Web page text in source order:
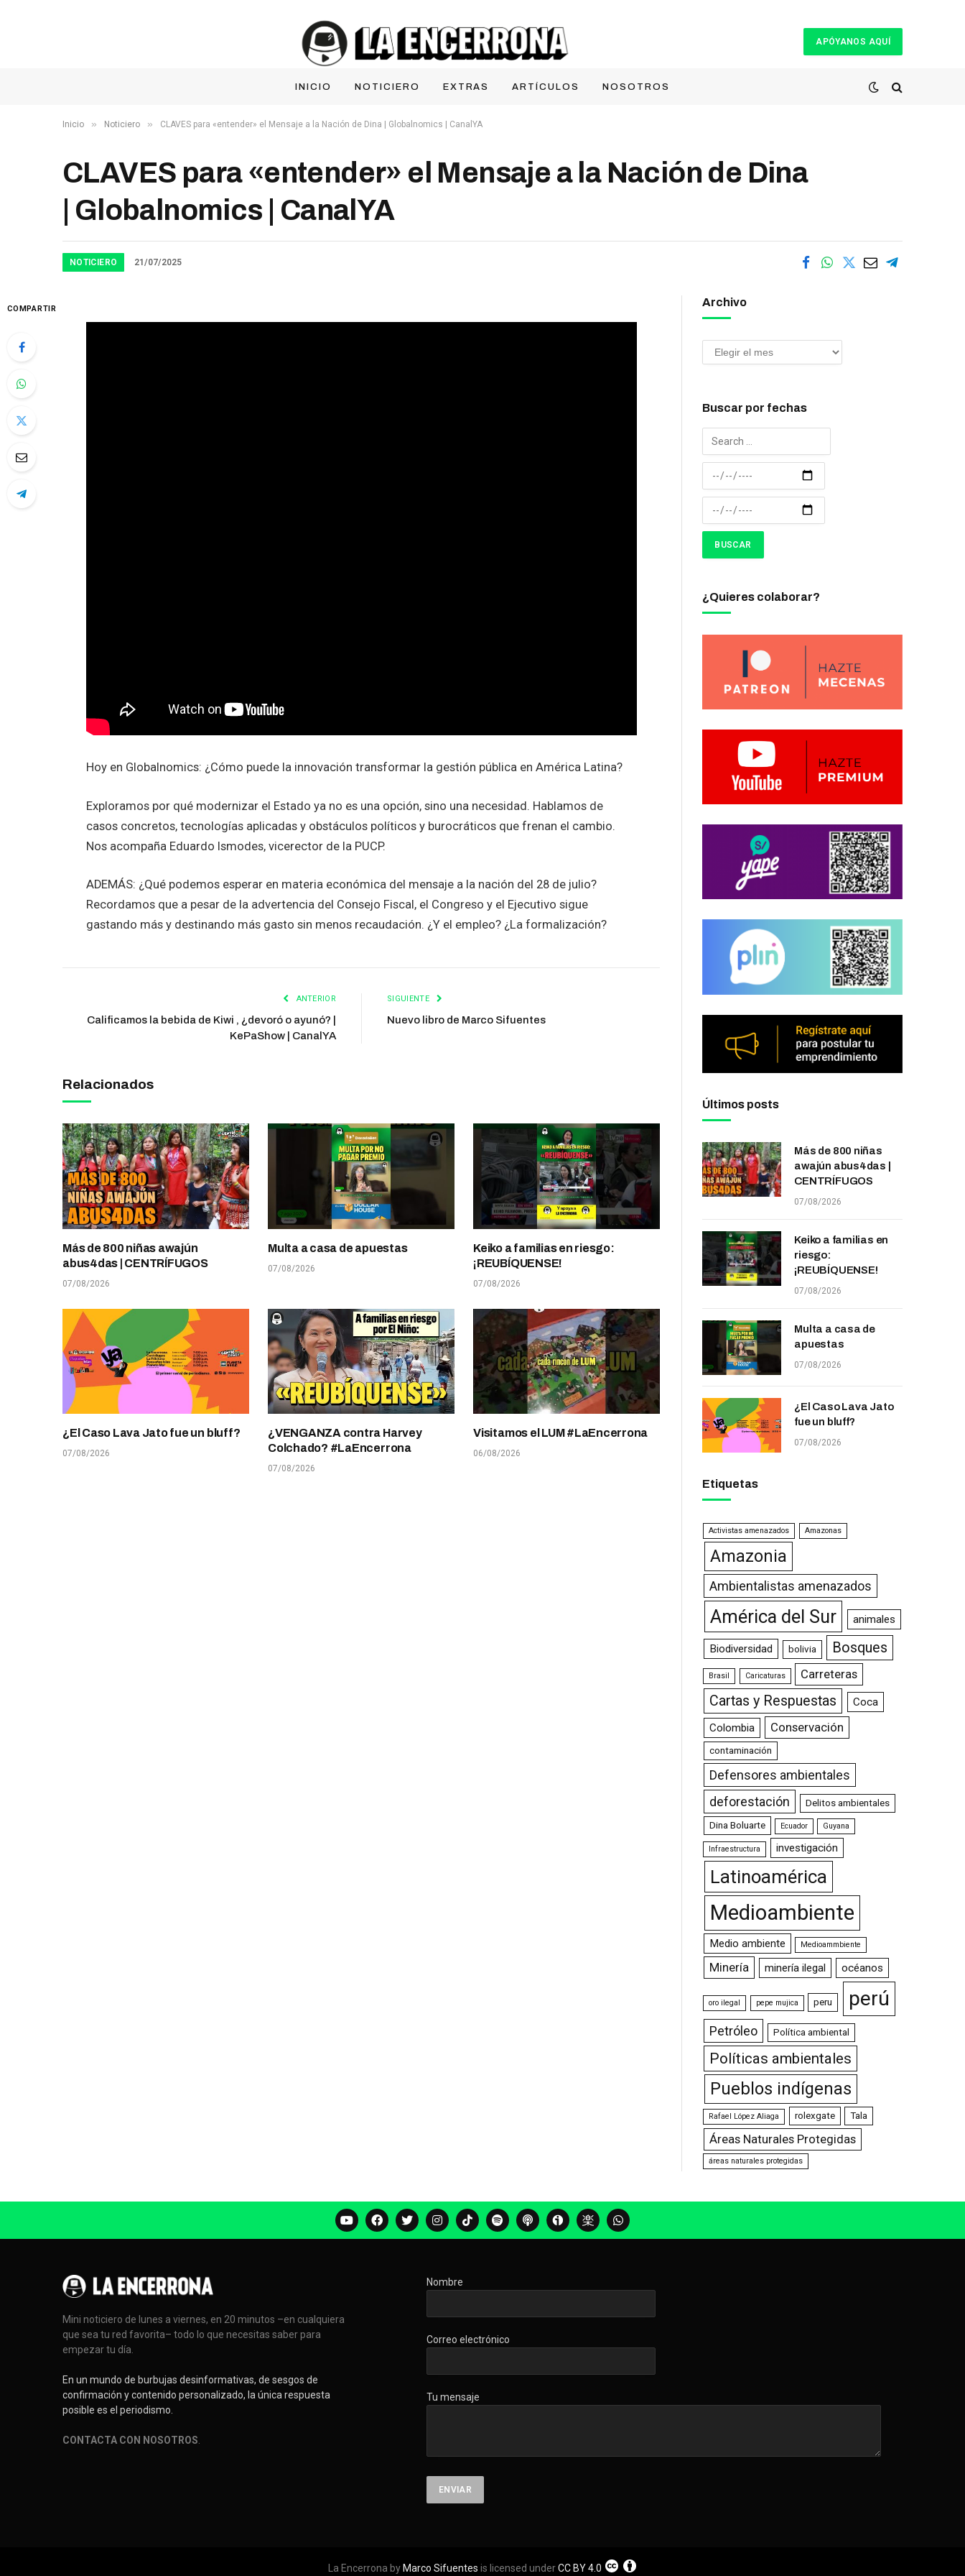
APÓYANOS AQUÍ
INICIO NOTICIERO EXTRAS ARTÍCULOS NOSOTROS
Inicio » Noticiero » CLAVES para «entender» el Mensaje a la Nación de Dina | Globalnomics | CanalYA
CLAVES para «entender» el Mensaje a la Nación de Dina
| Globalnomics | CanalYA
NOTICIERO 21/07/2025
COMPARTIR
Hoy en Globalnomics: ¿Cómo puede la innovación transformar la gestión pública en América Latina?
Exploramos por qué modernizar el Estado ya no es una opción, sino una necesidad. Hablamos de
casos concretos, tecnologías aplicadas y obstáculos políticos y burocráticos que frenan el cambio.
Nos acompaña Eduardo Ismodes, vicerector de la PUCP.
ADEMÁS: ¿Qué podemos esperar en materia económica del mensaje a la nación del 28 de julio?
Recordamos que a pesar de la advertencia del Consejo Fiscal, el Congreso y el Ejecutivo sigue
gastando más y destinando más gasto sin menos recaudación. ¿Y el empleo? ¿La formalización?
ANTERIOR
Calificamos la bebida de Kiwi , ¿devoró o ayunó? |
KePaShow | CanalYA
SIGUIENTE
Nuevo libro de Marco Sifuentes
Relacionados
Más de 800 niñas awajún
abus4das | CENTRÍFUGOS
07/08/2026
Multa a casa de apuestas
07/08/2026
Keiko a familias en riesgo:
¡REUBÍQUENSE!
07/08/2026
¿El Caso Lava Jato fue un bluff?
07/08/2026
¿VENGANZA contra Harvey
Colchado? #LaEncerrona
07/08/2026
Visitamos el LUM #LaEncerrona
06/08/2026
Archivo
Buscar por fechas
¿Quieres colaborar?
Últimos posts
Más de 800 niñas
awajún abus4das |
CENTRÍFUGOS
07/08/2026
Keiko a familias en
riesgo:
¡REUBÍQUENSE!
07/08/2026
Multa a casa de
apuestas
07/08/2026
¿El Caso Lava Jato
fue un bluff?
07/08/2026
Etiquetas
Activistas amenazados Amazonas
Amazonia
Ambientalistas amenazados
América del Sur animales
Biodiversidad bolivia Bosques
Brasil Caricaturas Carreteras
Cartas y Respuestas
Coca
Colombia
Conservación
contaminación
Defensores ambientales
deforestación
Delitos ambientales
Dina Boluarte Ecuador Guyana
Infraestructura investigación
Latinoamérica
Medioambiente
Medio ambiente Medioammbiente
Minería minería ilegal océanos
oro ilegal pepe mujica peru perú
Petróleo Política ambiental
Políticas ambientales
Pueblos indígenas
Rafael López Aliaga rolexgate Tala
Áreas Naturales Protegidas
áreas naturales protegidas
Mini noticiero de lunes a viernes, en 20 minutos –en cualquiera
que sea tu red favorita– todo lo que necesitas saber para
empezar tu día.
En un mundo de burbujas desinformativas, de sesgos de
confirmación y contenido personalizado, la única respuesta
posible es el periodismo.
CONTACTA CON NOSOTROS
Nombre
Correo electrónico
Tu mensaje
La Encerrona by Marco Sifuentes is licensed underCC BY 4.0